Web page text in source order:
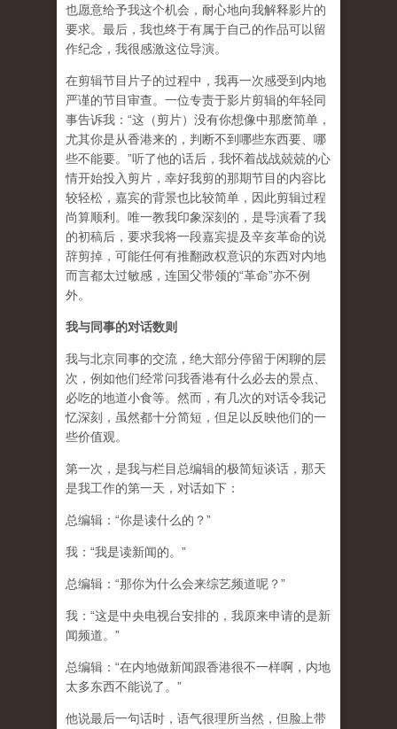
也愿意给予我这个机会，耐心地向我解释影片的
要求。最后，我也终于有属于自己的作品可以留
作纪念，我很感激这位导演。
在剪辑节目片子的过程中，我再一次感受到内地
严谨的节目审查。一位专责于影片剪辑的年轻同
事告诉我：“这（剪片）没有你想像中那麽简单，
尤其你是从香港来的，判断不到哪些东西要、哪
些不能要。”听了他的话后，我怀着战战兢兢的心
情开始投入剪片，幸好我剪的那期节目的内容比
较轻松，嘉宾的背景也比较简单，因此剪辑过程
尚算顺利。唯一教我印象深刻的，是导演看了我
的初稿后，要求我将一段嘉宾提及辛亥革命的说
辞剪掉，可能任何有推翻政权意识的东西对内地
而言都太过敏感，连国父带领的“革命”亦不例
外。
我与同事的对话数则
我与北京同事的交流，绝大部分停留于闲聊的层
次，例如他们经常问我香港有什么必去的景点、
必吃的地道小食等。然而，有几次的对话令我记
忆深刻，虽然都十分简短，但足以反映他们的一
些价值观。
第一次，是我与栏目总编辑的极简短谈话，那天
是我工作的第一天，对话如下：
总编辑：“你是读什么的？”
我：“我是读新闻的。”
总编辑：“那你为什么会来综艺频道呢？”
我：“这是中央电视台安排的，我原来申请的是新
闻频道。”
总编辑：“在内地做新闻跟香港很不一样啊，内地
太多东西不能说了。”
他说最后一句话时，语气很理所当然，但脸上带